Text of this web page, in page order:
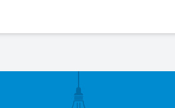
begin samen met kleuranalist